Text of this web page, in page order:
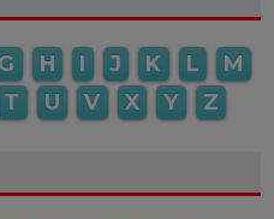
G H I J K L
M
T U V X Y Z